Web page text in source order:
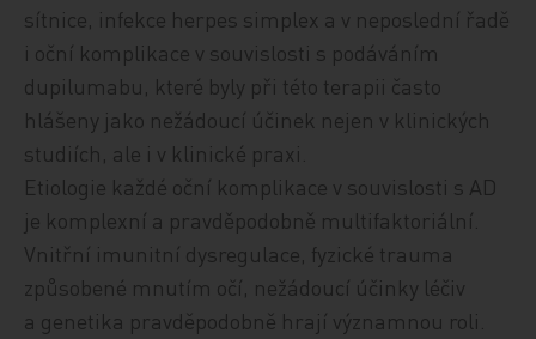
sítnice, infekce herpes simplex a v neposlední řadě
i oční komplikace v souvislosti s podáváním
dupilumabu, které byly při této terapii často
hlášeny jako nežádoucí účinek nejen v klinických
studiích, ale i v klinické praxi.
Etiologie každé oční komplikace v souvislosti s AD
je komplexní a pravděpodobně multifaktoriální.
Vnitřní imunitní dysregulace, fyzické trauma
způsobené mnutím očí, nežádoucí účinky léčiv
a genetika pravděpodobně hrají významnou roli.